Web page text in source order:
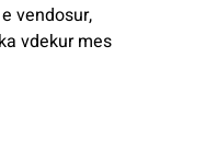
vendosur,
vdekur mes